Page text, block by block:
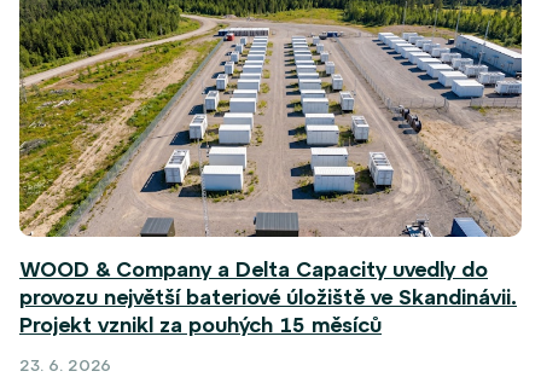
WOOD & Company a Delta Capacity uvedly do
provozu největší bateriové úložiště ve Skandinávii.
Projekt vznikl za pouhých 15 měsíců
23. 6. 2026